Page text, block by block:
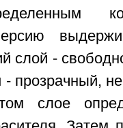
слой -
- прозрачный,
слое